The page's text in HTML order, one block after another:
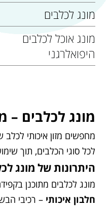
מונג לכלבים
מונג אוכל לכלבים
היפואלרגני
מונג לכלבים –
לכל סוגי הכלבים, תוך
היתרונות של מונג
מונג לכלבים מתוכנן
חלבון איכותי – רכיבי